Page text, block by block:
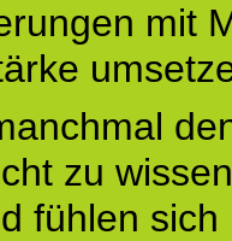
mit
zu
fühlen sich